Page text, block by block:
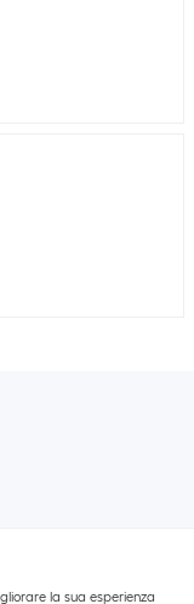
la sua esperienza